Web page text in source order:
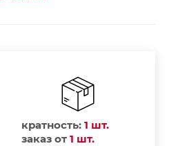
кратность: 1 шт.
заказ от 1 шт.